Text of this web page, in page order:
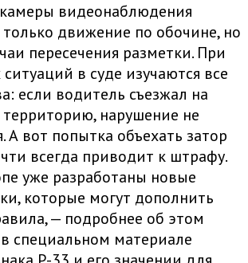
видеонаблюдения
движение по обочине, но
пересечения разметки. При
в суде изучаются все
если водитель съезжал на
нарушение не
А вот попытка объехать затор
всегда приводит к штрафу.
уже разработаны новые
которые могут дополнить
— подробнее об этом
специальном материале